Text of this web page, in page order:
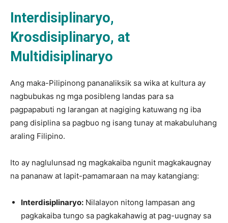
Interdisiplinaryo,
Krosdisiplinaryo, at
Multidisiplinaryo
Ang maka-Pilipinong pananaliksik sa wika at kultura ay
nagbubukas ng mga posibleng landas para sa
pagpapabuti ng larangan at nagiging katuwang ng iba
pang disiplina sa pagbuo ng isang tunay at makabuluhang
araling Filipino.
Ito ay naglulunsad ng magkakaiba ngunit magkakaugnay
na pananaw at lapit-pamamaraan na may katangiang:
Interdisiplinaryo: Nilalayon nitong lampasan ang
pagkakaiba tungo sa pagkakahawig at pag-uugnay sa